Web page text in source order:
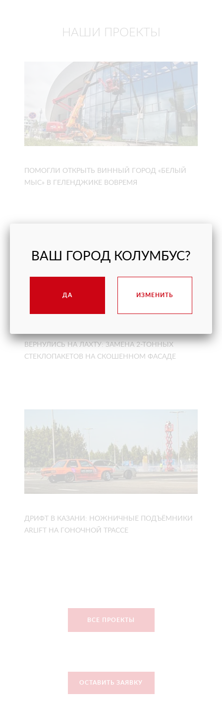
НАШИ ПРОЕКТЫ
ПОМОГЛИ ОТКРЫТЬ ВИННЫЙ ГОРОД «БЕЛЫЙ
МЫС» В ГЕЛЕНДЖИКЕ ВОВРЕМЯ
ВЕРНУЛИСЬ НА ЛАХТУ: ЗАМЕНА 2-ТОННЫХ
СТЕКЛОПАКЕТОВ НА СКОШЕННОМ ФАСАДЕ
ДРИФТ В КАЗАНИ: НОЖНИЧНЫЕ ПОДЪЁМНИКИ
ARLIFT НА ГОНОЧНОЙ ТРАССЕ
ВСЕ ПРОЕКТЫ
ОСТАВИТЬ ЗАЯВКУ
ВАШ ГОРОД КОЛУМБУС?
ДА ИЗМЕНИТЬ